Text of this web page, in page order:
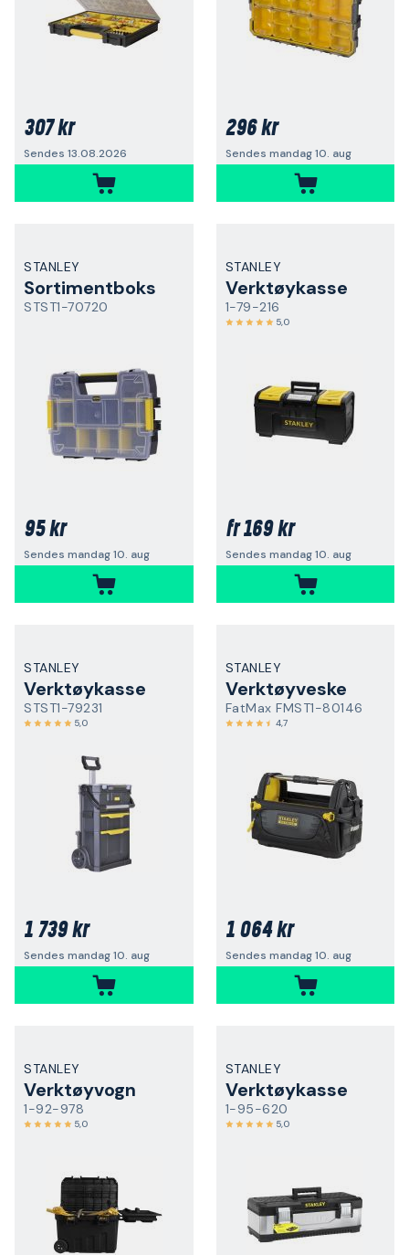
307 kr
Sendes 13.08.2026
296 kr
Sendes mandag 10. aug
STANLEY
Sortimentboks
STST1-70720
95 kr
Sendes mandag 10. aug
STANLEY
Verktøykasse
1-79-216
5,0
fr169 kr
Sendes mandag 10. aug
STANLEY
Verktøykasse
STST1-79231
5,0
1 739 kr
Sendes mandag 10. aug
STANLEY
Verktøyveske
FatMax FMST1-80146
4,7
1 064 kr
Sendes mandag 10. aug
STANLEY
Verktøyvogn
1-92-978
5,0
STANLEY
Verktøykasse
1-95-620
5,0